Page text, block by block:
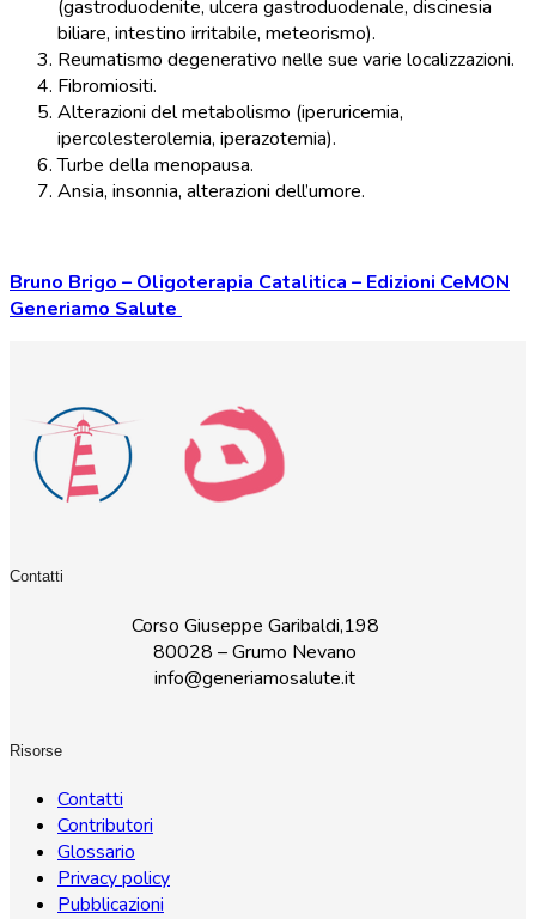
(gastroduodenite, ulcera gastroduodenale, discinesia
biliare, intestino irritabile, meteorismo).
Reumatismo degenerativo nelle sue varie localizzazioni.
Fibromiositi.
Alterazioni del metabolismo (iperuricemia,
ipercolesterolemia, iperazotemia).
Turbe della menopausa.
Ansia, insonnia, alterazioni dell’umore.
Bruno Brigo – Oligoterapia Catalitica – Edizioni CeMON
Generiamo Salute
Contatti
Corso Giuseppe Garibaldi,198
80028 – Grumo Nevano
info@generiamosalute.it
Risorse
Contatti
Contributori
Glossario
Privacy policy
Pubblicazioni